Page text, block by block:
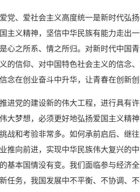
党、爱社会主义高度统一是新时代弘
主义精神，坚信中华民族有能力走出
心之所系、情之所归。对新时代中国
的信仰、对中国特色社会主义的信念
念在创业奋斗中升华，让青春在创新创
进党的建设新的伟大工程，进行具有
大梦想，必须更好地弘扬爱国主义精
战和考验非常多。如何承前启后、继
推向前进，实现中华民族伟大复兴的
基本国情没有变。我们面临参与经济
任务，我国发展中不平衡、不协调、